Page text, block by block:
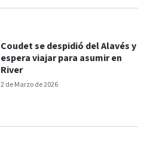
2 de Marzo de 2026
Coudet se despidió del Alavés y
espera viajar para asumir en
River